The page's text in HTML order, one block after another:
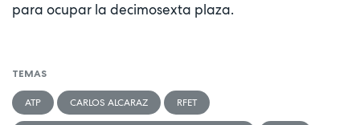
para ocupar la decimosexta plaza.
TEMAS
ATP CARLOS ALCARAZ RFET